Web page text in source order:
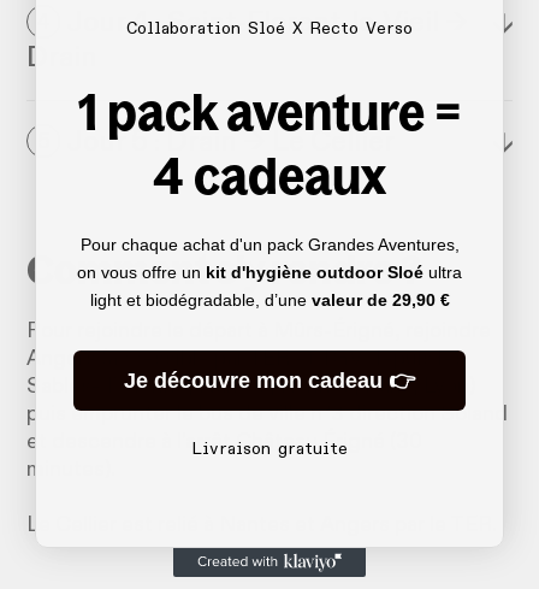
Jour 4 : Saint-Florent-le-Vieil →
Drain
↓
Jour 5 : Drain → Le Cellier ↓
Comment s'y rendre ?
Pour rejoindre le départ à Mûrs-Érigné, rejoindre
Angers (accessible par TER et TGV depuis les
Sables-d’Olonne, Nantes, Rennes, Paris, Lyon)
puis emprunter le bus de ville n°3 direction Soland
et descendre à l’arrêt Château Érigné (30
minutes).
Le Cellier est relié à Nantes et Angers par le TER.
Collaboration Sloé X Recto Verso
1 pack aventure =
4 cadeaux
Pour chaque achat d'un pack Grandes Aventures,
on vous offre un kit d'hygiène outdoor Sloé ultra
light et biodégradable, d’une valeur de 29,90 €
Je découvre mon cadeau 👉
Livraison gratuite